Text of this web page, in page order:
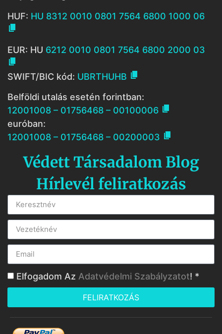
HUF: HU 8312 0010 0801 7564 6800 1000 06

EUR: HU 6212 0010 0801 7564 6800 2000 03

SWIFT/BIC kód: UBRTHUHB 
Belföldi utalás esetén forintban:
12001008 – 01756468 – 00100006 
euróban:
12001008 – 01756468 – 00200003 
Védett Társadalom Blog
Hírlevél feliratkozás
Elfogadom Az Adatvédelmi Szabályzatot! *
FELIRATKOZÁS